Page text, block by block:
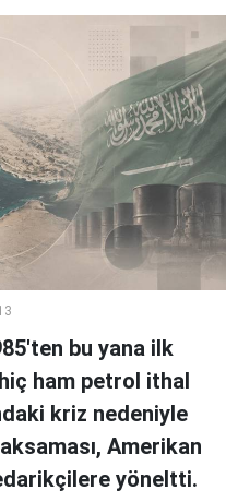
bu yana ilk
ham petrol ithal
kriz nedeniyle
Amerikan
yöneltti.